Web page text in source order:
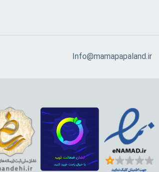
Info@mamapapaland.ir